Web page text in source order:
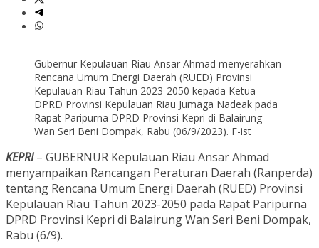
Gubernur Kepulauan Riau Ansar Ahmad menyerahkan
Rencana Umum Energi Daerah (RUED) Provinsi
Kepulauan Riau Tahun 2023-2050 kepada Ketua
DPRD Provinsi Kepulauan Riau Jumaga Nadeak pada
Rapat Paripurna DPRD Provinsi Kepri di Balairung
Wan Seri Beni Dompak, Rabu (06/9/2023). F-ist
KEPRI– GUBERNUR Kepulauan Riau Ansar Ahmad
menyampaikan Rancangan Peraturan Daerah (Ranperda)
tentang Rencana Umum Energi Daerah (RUED) Provinsi
Kepulauan Riau Tahun 2023-2050 pada Rapat Paripurna
DPRD Provinsi Kepri di Balairung Wan Seri Beni Dompak,
Rabu (6/9).